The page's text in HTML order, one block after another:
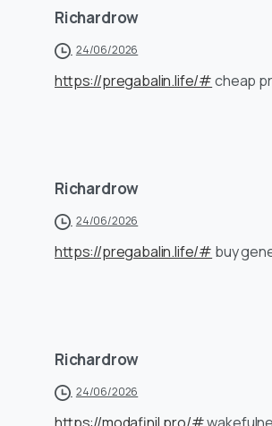
Richardrow
24/06/2026
https://pregabalin.life/#cheap
Richardrow
24/06/2026
https://pregabalin.life/# buy
Richardrow
24/06/2026